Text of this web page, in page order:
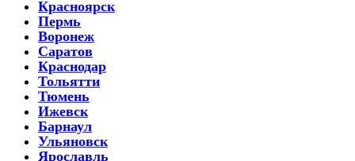
Красноярск
Пермь
Воронеж
Саратов
Краснодар
Тольятти
Тюмень
Ижевск
Барнаул
Ульяновск
Ярославль